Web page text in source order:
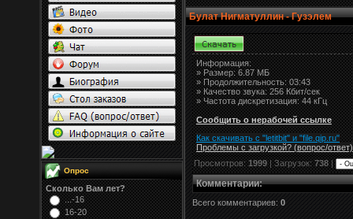
Опрос
Сколько Вам лет?
...-16
16-20
Булат Нигматуллин - Гузэлем
Информация:
»Размер:6.87 МБ
» Продолжительность: 03:43
» Качество звука: 256 Кбит/сек
» Частота дискретизация: 44 кГц
Сообщить о нерабочей ссылке
Как скачивать с "letitbit" и "file.qip.ru"
Проблемы с загрузкой? (вопрос/ответ)
Просмотров:1999| Загрузок:738|
Комментарии:
Всего комментариев: 0